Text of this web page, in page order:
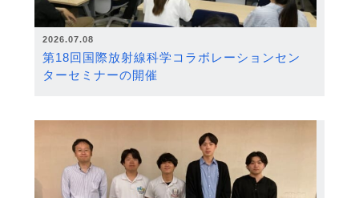
2026.07.08
第18回国際放射線科学コラボレーションセン
ターセミナーの開催